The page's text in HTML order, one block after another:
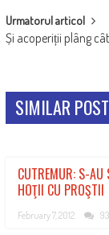
Urmatorul articol
Și acoperiții plâng
SIMILAR
CUTREMUR: S-AU
HOŢII CU PROŞTII
February 7, 2012 93